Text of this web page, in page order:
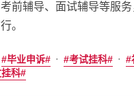
前辅导、面试辅导等服
。
毕业申诉 · 考试挂科 ·
科